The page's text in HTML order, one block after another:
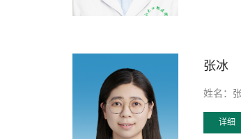
张冰
详细